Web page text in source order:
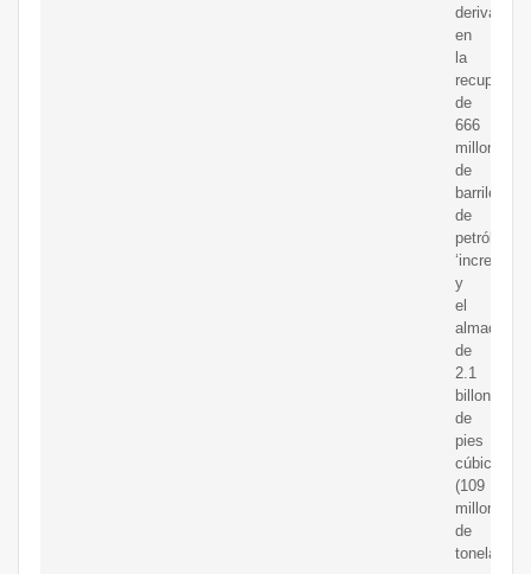
derivar
en
la
de
666
millones
de
barriles
de
petróleo
y
el
de
2.1
billones
de
pies
cúbicos
(109
millones
de
toneladas